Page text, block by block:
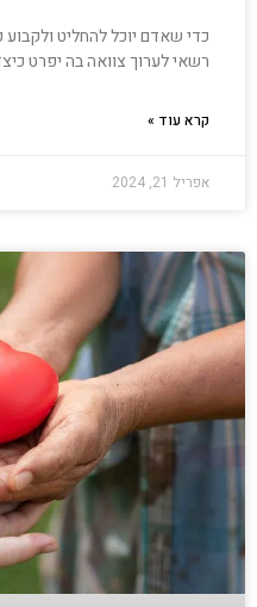
כדי שאדם יוכל להחליט
רשאי לערוך צוואה בה יפרט
קרא עוד »
אפריל 21, 2024